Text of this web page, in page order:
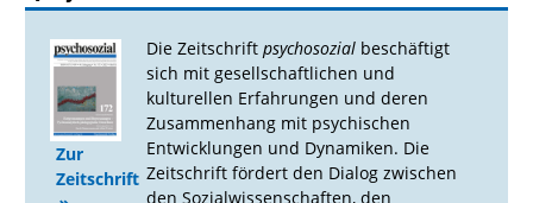
Zur
Zeitschrift
Die Zeitschrift psychosozialbeschäftigt
sich mit gesellschaftlichen und
kulturellen Erfahrungen und deren
Zusammenhang mit psychischen
Entwicklungen und Dynamiken. Die
Zeitschrift fördert den Dialog zwischen
den Sozialwissenschaften, den